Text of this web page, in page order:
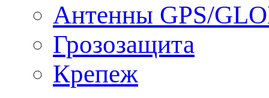
Антенны GPS/
Грозозащита
Крепеж